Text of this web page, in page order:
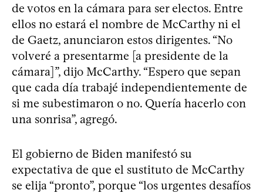
de votos en la cámara para ser electos. Entre
ellos no estará el nombre de McCarthy ni el
de Gaetz, anunciaron estos dirigentes. “No
volveré a presentarme [a presidente de la
cámara]”, dijo McCarthy. “Espero que sepan
que cada día trabajé independientemente de
si me subestimaron o no. Quería hacerlo con
una sonrisa”, agregó.
El gobierno de Biden manifestó su
expectativa de que el sustituto de McCarthy
se elija “pronto”, porque “los urgentes desafíos